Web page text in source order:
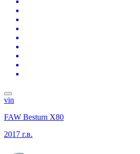
vin
FAW Besturn X80
2017 г.в.